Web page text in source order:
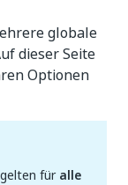
globale
dieser Seite
Optionen
füralle